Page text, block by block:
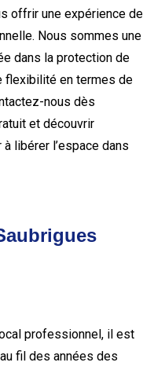
offrir une expérience de
Nous sommes une
dans la protection de
flexibilité en termes de
nous dès
et découvrir
libérer l’espace dans
professionnel, il est
fil des années des